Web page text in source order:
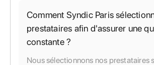
Comment Syndic Paris
prestataires afin d'assurer une
constante ?
Nous sélectionnons nos prestataires